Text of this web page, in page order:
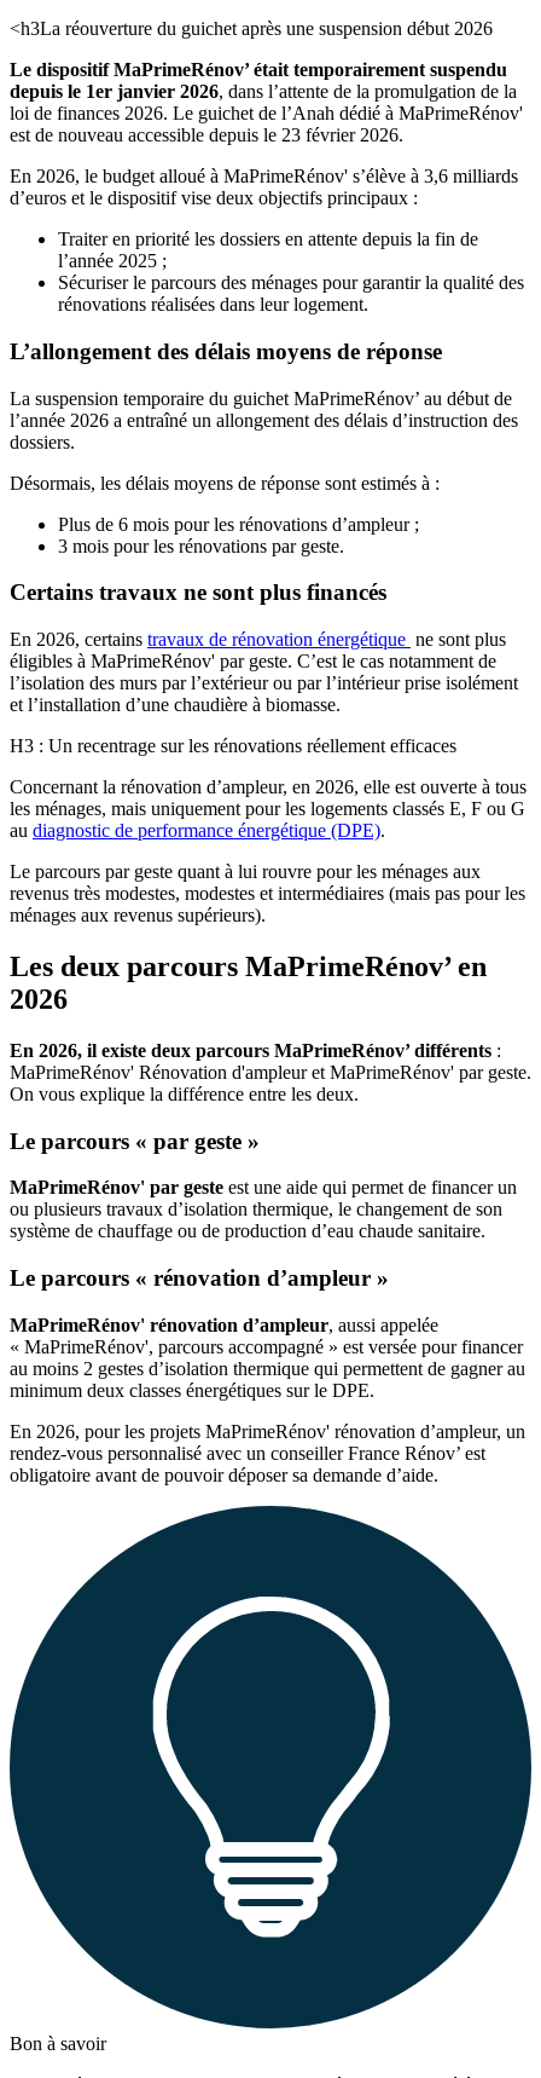
<h3La réouverture du guichet après une suspension début 2026
Le dispositif MaPrimeRénov’ était temporairement suspendu
depuis le 1er janvier 2026, dans l’attente de la promulgation de la
loi de finances 2026. Le guichet de l’Anah dédié à MaPrimeRénov'
est de nouveau accessible depuis le 23 février 2026.
En 2026, le budget alloué à MaPrimeRénov' s’élève à 3,6 milliards
d’euros et le dispositif vise deux objectifs principaux :
Traiter en priorité les dossiers en attente depuis la fin de
l’année 2025 ;
Sécuriser le parcours des ménages pour garantir la qualité des
rénovations réalisées dans leur logement.
L’allongement des délais moyens de réponse
La suspension temporaire du guichet MaPrimeRénov’ au début de
l’année 2026 a entraîné un allongement des délais d’instruction des
dossiers.
Désormais, les délais moyens de réponse sont estimés à :
Plus de 6 mois pour les rénovations d’ampleur ;
3 mois pour les rénovations par geste.
Certains travaux ne sont plus financés
En 2026, certains travaux de rénovation énergétique ne sont plus
éligibles à MaPrimeRénov' par geste. C’est le cas notamment de
l’isolation des murs par l’extérieur ou par l’intérieur prise isolément
et l’installation d’une chaudière à biomasse.
H3 : Un recentrage sur les rénovations réellement efficaces
Concernant la rénovation d’ampleur, en 2026, elle est ouverte à tous
les ménages, mais uniquement pour les logements classés E, F ou G
au diagnostic de performance énergétique (DPE).
Le parcours par geste quant à lui rouvre pour les ménages aux
revenus très modestes, modestes et intermédiaires (mais pas pour les
ménages aux revenus supérieurs).
Les deux parcours MaPrimeRénov’ en
2026
En 2026, il existe deux parcours MaPrimeRénov’ différents :
MaPrimeRénov' Rénovation d'ampleur et MaPrimeRénov' par geste.
On vous explique la différence entre les deux.
Le parcours « par geste »
MaPrimeRénov' par geste est une aide qui permet de financer un
ou plusieurs travaux d’isolation thermique, le changement de son
système de chauffage ou de production d’eau chaude sanitaire.
Le parcours « rénovation d’ampleur »
MaPrimeRénov' rénovation d’ampleur, aussi appelée
« MaPrimeRénov', parcours accompagné » est versée pour financer
au moins 2 gestes d’isolation thermique qui permettent de gagner au
minimum deux classes énergétiques sur le DPE.
En 2026, pour les projets MaPrimeRénov' rénovation d’ampleur, un
rendez-vous personnalisé avec un conseiller France Rénov’ est
obligatoire avant de pouvoir déposer sa demande d’aide.
Bon à savoir